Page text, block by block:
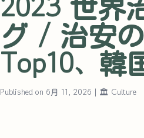
グ / 治安
Top10、韓
Published on 6月 11, 2026 | 🏛️ Culture